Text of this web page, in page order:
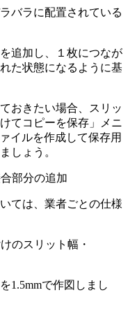
バラに配置されている
追加し、１枚につなが
た状態になるように基
おきたい場合、スリッ
てコピーを保存」メニ
イルを作成して保存用
ましょう。
ては、業者ごとの仕様
1.5mmで作図しまし